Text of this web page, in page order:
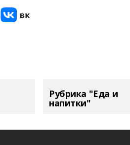
Рубрика "Еда и
напитки"